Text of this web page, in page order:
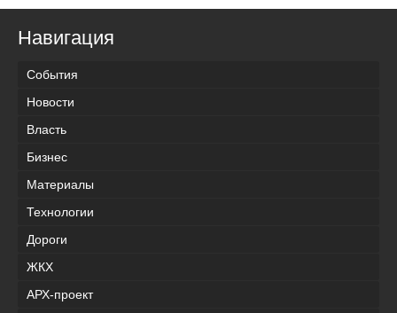
Навигация
События
Новости
Власть
Бизнес
Материалы
Технологии
Дороги
ЖКХ
АРХ-проект